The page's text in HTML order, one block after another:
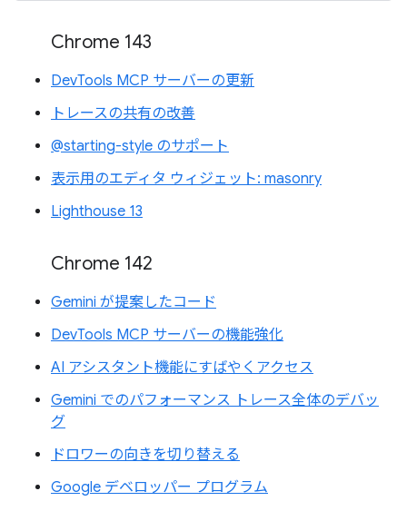
Chrome 143
DevTools MCP サーバーの更新
トレースの共有の改善
@starting-style のサポート
表示用のエディタ ウィジェット: masonry
Lighthouse 13
Chrome 142
Gemini が提案したコード
DevTools MCP サーバーの機能強化
AI アシスタント機能にすばやくアクセス
Gemini でのパフォーマンス トレース全体のデバッ
グ
ドロワーの向きを切り替える
Google デベロッパー プログラム